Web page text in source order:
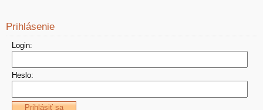
Prihlásenie
Login:
Heslo: